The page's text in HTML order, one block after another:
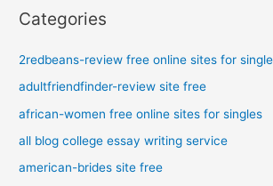
Categories
2redbeans-review free online sites for
adultfriendfinder-review site free
african-women free online sites for singles
all blog college essay writing service
american-brides site free